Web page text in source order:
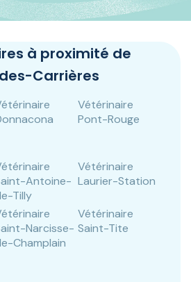
cookies
à proximité de
Carrières
Vétérinaire
Pont-Rouge
Antoine-
Tilly
Vétérinaire
Laurier-Station
Narcisse-
Champlain
Vétérinaire
Saint-Tite